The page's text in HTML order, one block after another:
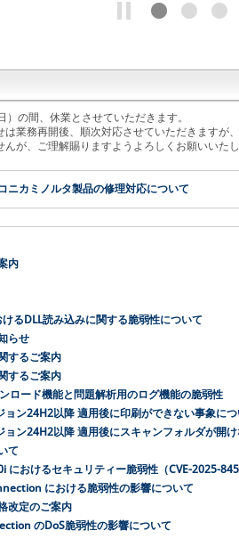
の間、休業とさせていただきます。
業務再開後、順次対応させていただきますが
が、ご理解賜りますようよろしくお願いいたし
ニカミノルタ製品の修理対応について
内
るDLL読み込みに関する脆弱性について
らせ
するご案内
するご案内
ード機能と問題解析用のログ機能の脆弱性
ン24H2以降 適用後に印刷ができない事象に
ン24H2以降 適用後にスキャンフォルダが開
て
おけるセキュリティー脆弱性（CVE-2025-
における脆弱性の影響について
改定のご案内
のDoS脆弱性の影響について